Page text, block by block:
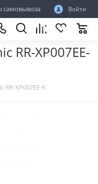
самовывоза Войти
RR-XP007EE-
XP007EE-K